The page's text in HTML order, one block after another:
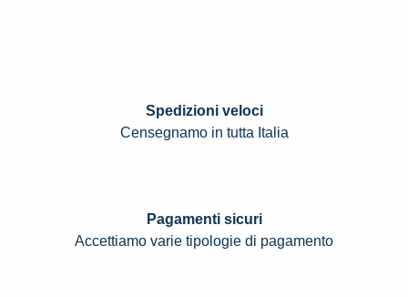
Spedizioni veloci
Censegnamo in tutta Italia
Pagamenti sicuri
Accettiamo varie tipologie di pagamento